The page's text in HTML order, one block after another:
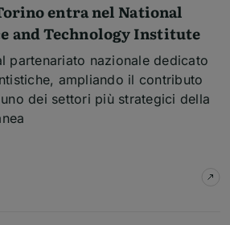
entra nel National
and Technology Institute
partenariato nazionale dedicato
ampliando il contributo
dei settori più strategici della
su